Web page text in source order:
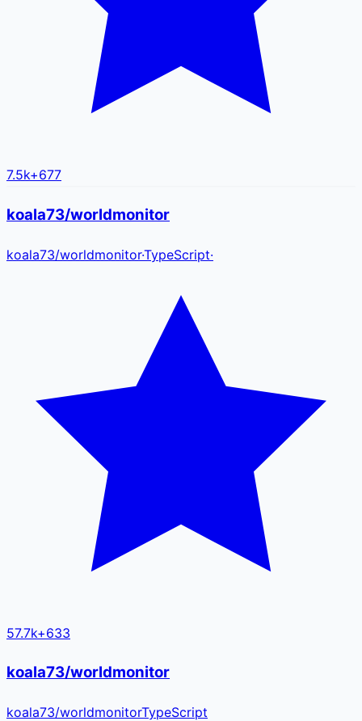
7.5k+677
koala73/worldmonitor
koala73/worldmonitor·TypeScript·
57.7k+633
koala73/worldmonitor
koala73/worldmonitorTypeScript